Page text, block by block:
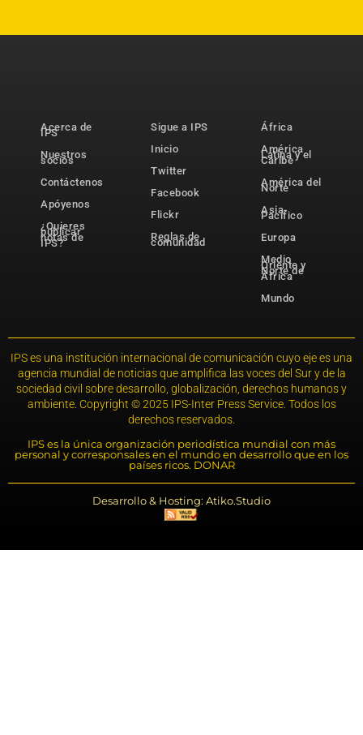
Acerca de
IPS
Nuestros
socios
Contáctenos
Apóyenos
¿Quieres
publicar
notas de
IPS?
Sigue a IPS
Inicio
Twitter
Facebook
Flickr
Reglas de
comunidad
África
América
Latina y el
Caribe
América del
Norte
Asia-
Pacífico
Europa
Medio
Oriente y
Norte de
África
Mundo
IPS es una institución internacional de comunicación cuyo eje es una
agencia mundial de noticias que amplifica las voces del Sur y de la
sociedad civil sobre desarrollo, globalización, derechos humanos y
ambiente. Copyright © 2025 IPS-Inter Press Service. Todos los
derechos reservados.
IPS es la única organización periodística mundial con más
personal y corresponsales en el mundo en desarrollo que en los
países ricos. DONAR
Desarrollo & Hosting: Atiko.Studio